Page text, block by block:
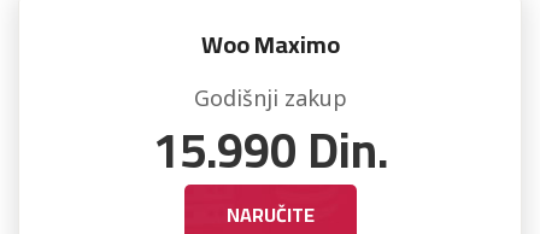
Woo Maximo
Godišnji zakup
15.990Din.
NARUČITE